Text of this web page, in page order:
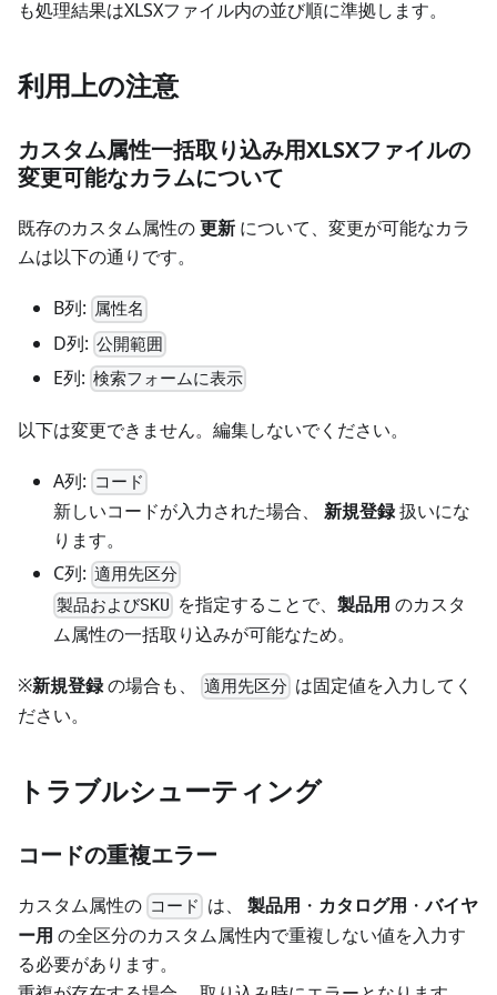
も処理結果はXLSXファイル内の並び順に準拠します。
利用上の注意
カスタム属性一括取り込み用XLSXファイルの
変更可能なカラムについて
既存のカスタム属性の更新 について、変更が可能なカラ
ムは以下の通りです。
B列: 属性名
D列: 公開範囲
E列: 検索フォームに表示
以下は変更できません。編集しないでください。
A列: コード
新しいコードが入力された場合、 新規登録扱いにな
ります。
C列: 適用先区分
製品およびSKU を指定することで、製品用 のカスタ
ム属性の一括取り込みが可能なため。
※新規登録の場合も、 適用先区分 は固定値を入力してく
ださい。
トラブルシューティング
コードの重複エラー
カスタム属性の コード は、製品用 ・ カタログ用 ・バイヤ
ー用 の全区分のカスタム属性内で重複しない値を入力す
る必要があります。